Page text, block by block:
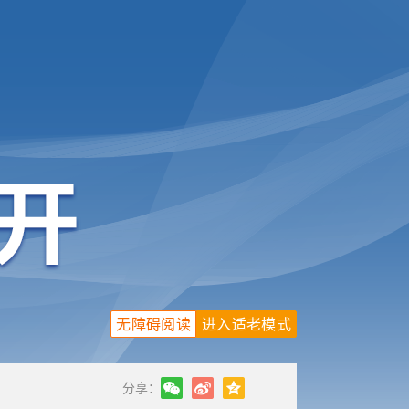
进入适老模式
无障碍阅读
分享：